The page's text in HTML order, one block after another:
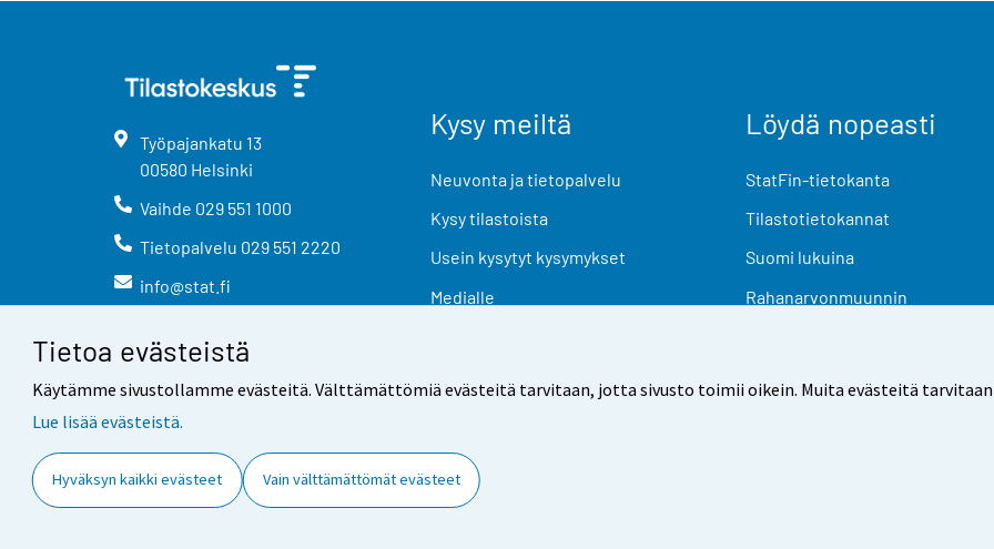
Tietoa evästeistä
Käytämme sivustollamme evästeitä. Välttämättömiä evästeitä tarvitaan, jotta sivusto toimii oikein. Muita evästeitä
Lue lisää evästeistä.
Hyväksyn kaikki evästeet Vain välttämättömät evästeet
Työpajankatu 13
00580 Helsinki
Vaihde 029 551 1000
Tietopalvelu 029 551 2220
info@stat.fi
Kysy meiltä
Neuvonta ja tietopalvelu
Kysy tilastoista
Usein kysytyt kysymykset
Medialle
Löydä nopeasti
StatFin-tietokanta
Tilastotietokannat
Suomi lukuina
Rahanarvonmuunnin
Yhteystiedot Palaute